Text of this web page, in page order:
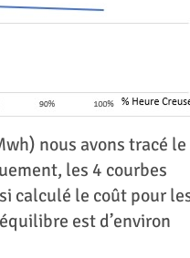
nous avons tracé le
les 4 courbes
calculé le coût pour
est d’environ